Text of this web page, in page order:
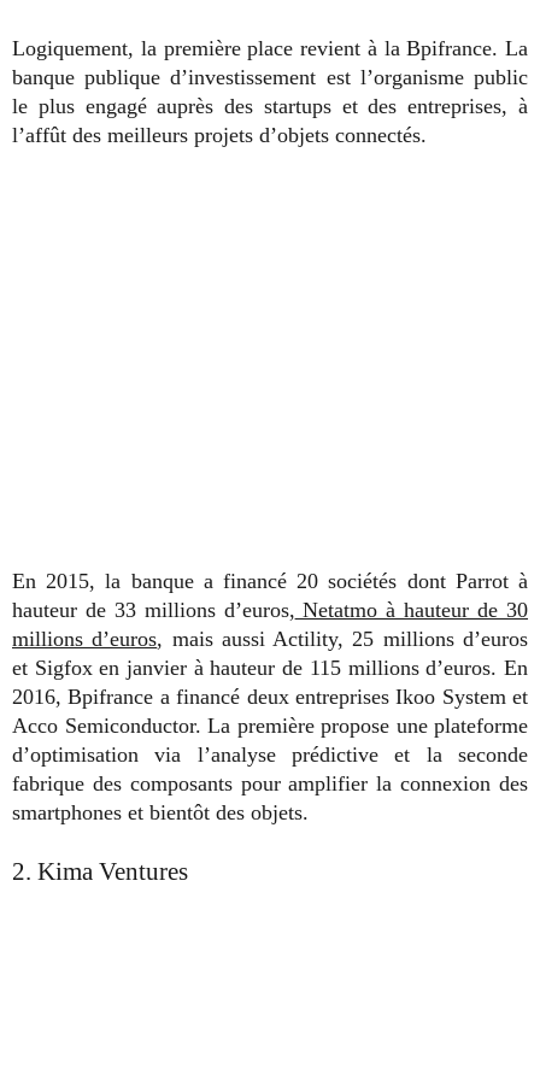
Logiquement, la première place revient à la Bpifrance. La
banque publique d’investissement est l’organisme public
le plus engagé auprès des startups et des entreprises, à
l’affût des meilleurs projets d’objets connectés.
En 2015, la banque a financé 20 sociétés dont Parrot à
hauteur de 33 millions d’euros, Netatmo à hauteur de 30
millions d’euros, mais aussi Actility, 25 millions d’euros
et Sigfox en janvier à hauteur de 115 millions d’euros. En
2016, Bpifrance a financé deux entreprises Ikoo System et
Acco Semiconductor. La première propose une plateforme
d’optimisation via l’analyse prédictive et la seconde
fabrique des composants pour amplifier la connexion des
smartphones et bientôt des objets.
2. Kima Ventures